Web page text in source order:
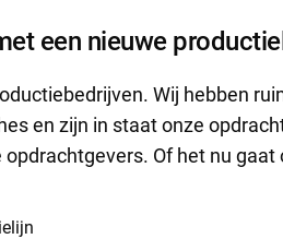
een nieuwe
Wij hebben
en zijn in staat onze
Of het nu gaat